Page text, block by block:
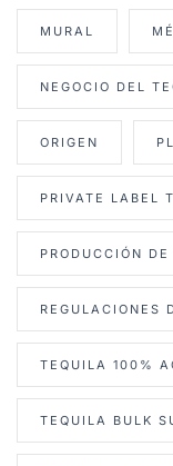
MURAL
NEGOCIO DEL
ORIGEN
PRIVATE LABEL
PRODUCCIÓN
REGULACIONES
TEQUILA 100%
TEQUILA BULK